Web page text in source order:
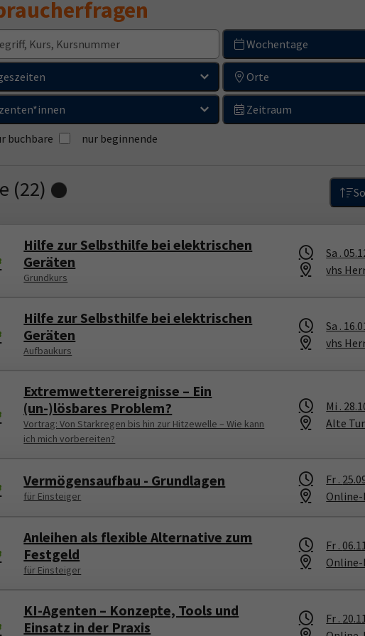
Wochentage
Orte
Zeitraum
buchbare nur beginnende
(22) Loading...
Hilfe zur Selbsthilfe bei elektrischen
Geräten
Grundkurs
Sa .
vhs
Hilfe zur Selbsthilfe bei elektrischen
Geräten
Aufbaukurs
Sa .
vhs
Extremwetterereignisse – Ein
(un-)lösbares Problem?
Vortrag: Von Starkregen bis hin zur Hitzewelle – Wie kann
ich mich vorbereiten?
Mi .
Alte
Vermögensaufbau - Grundlagen
für Einsteiger
Fr .
Online-
Anleihen als flexible Alternative zum
Festgeld
für Einsteiger
Fr .
Online-
KI-Agenten – Konzepte, Tools und
Einsatz in der Praxis
Fr .